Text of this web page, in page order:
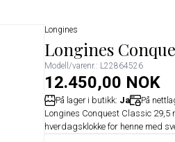
Longines
Longines
Modell/varenr.: L22864526
12.450,00 NOK
På lager i butikk: Ja På
Longines Conquest Classic
hverdagsklokke for henne med